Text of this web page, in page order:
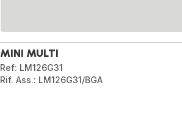
MINI MULTI
Ref: LM126G31
Rif. Ass.: LM126G31/BGA